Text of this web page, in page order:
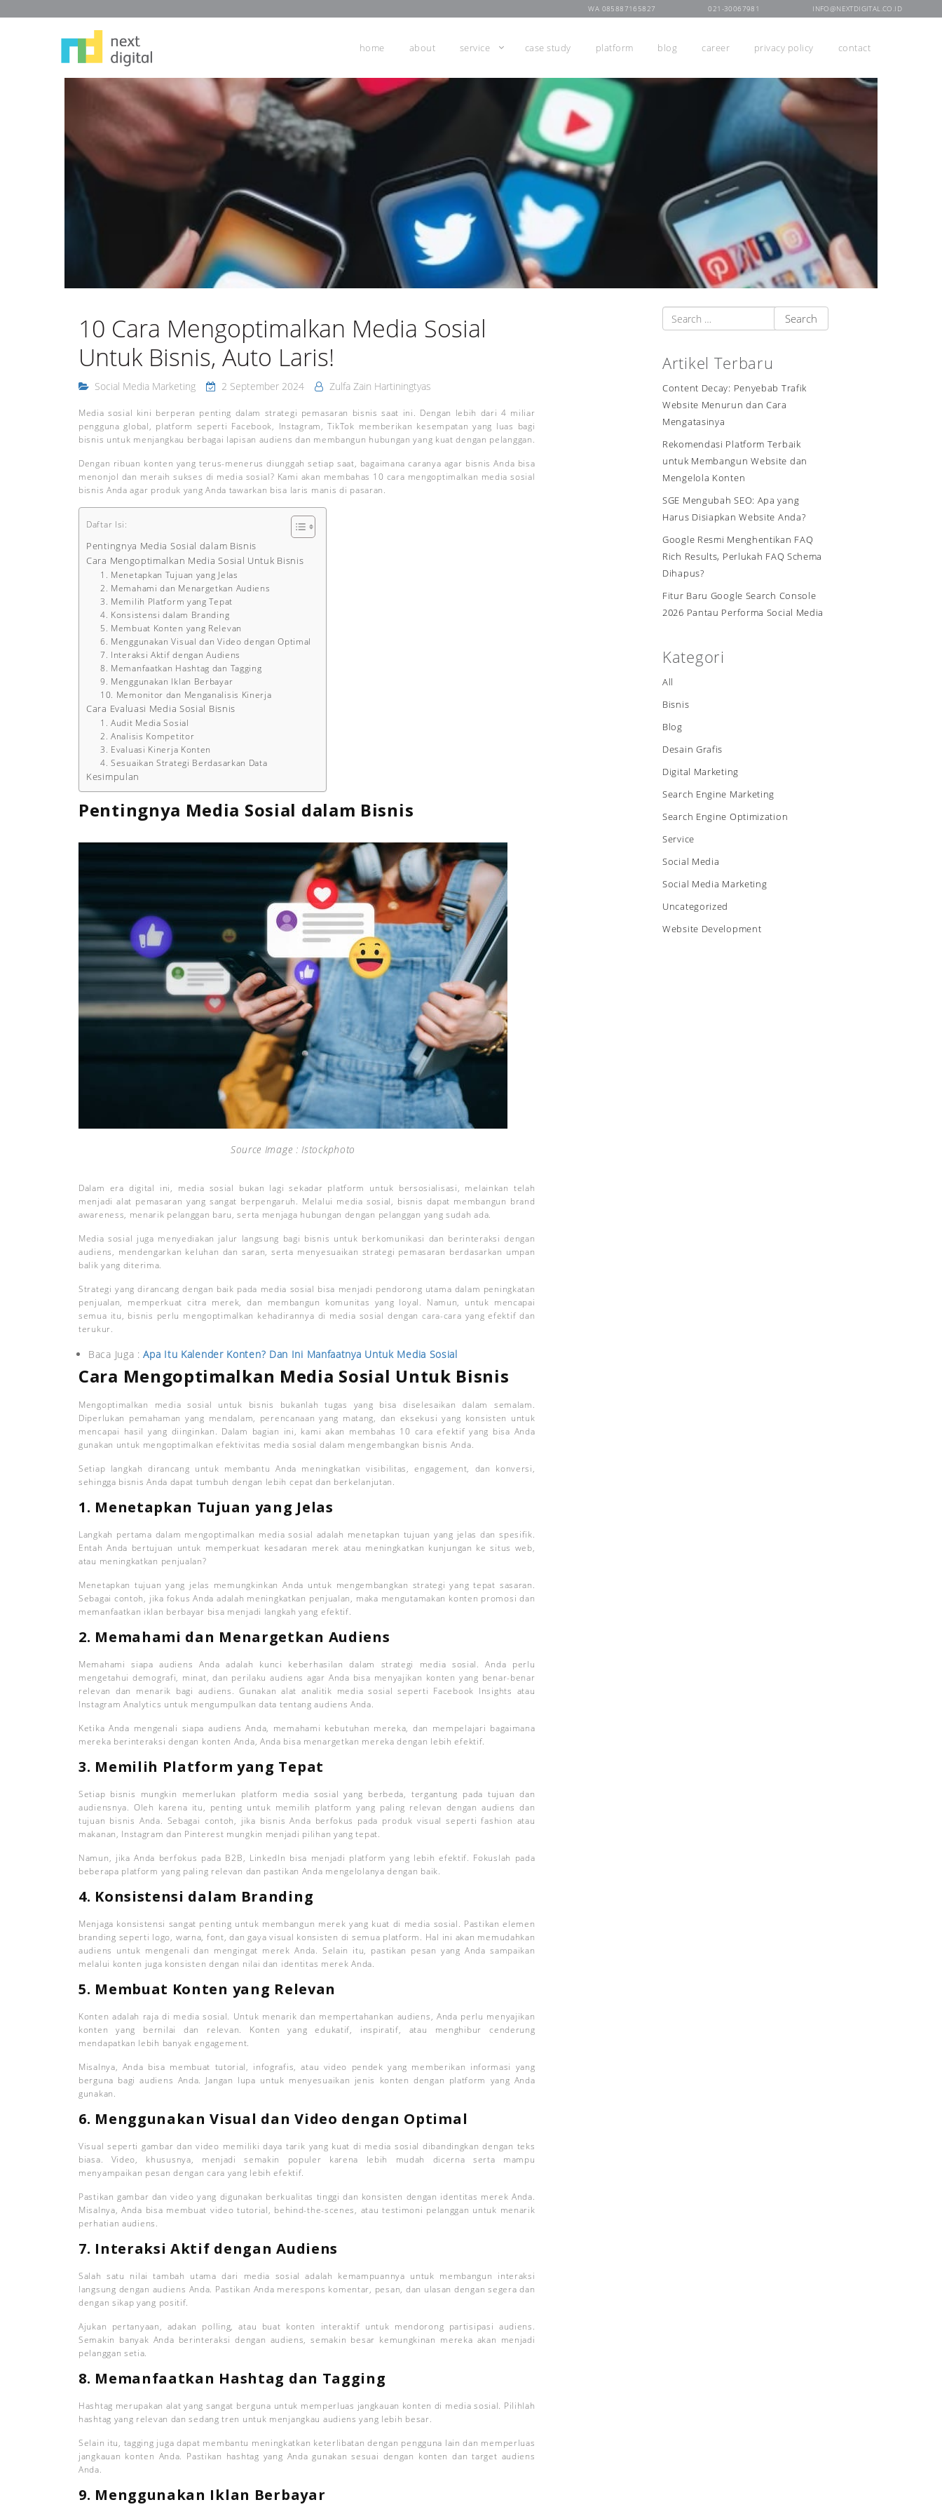
INFO@NEXTDIGITAL.CO.ID
021-30067981
WA 085887165827
home about service case study platform blog career privacy policy contact
10 Cara Mengoptimalkan Media Sosial
Untuk Bisnis, Auto Laris!
Social Media Marketing 2 September 2024 Zulfa Zain Hartiningtyas
Media sosial kini berperan penting dalam strategi pemasaran bisnis saat ini. Dengan lebih dari 4 miliar
pengguna global, platform seperti Facebook, Instagram, TikTok memberikan kesempatan yang luas bagi
bisnis untuk menjangkau berbagai lapisan audiens dan membangun hubungan yang kuat dengan pelanggan.
Dengan ribuan konten yang terus-menerus diunggah setiap saat, bagaimana caranya agar bisnis Anda bisa
menonjol dan meraih sukses di media sosial? Kami akan membahas 10 cara mengoptimalkan media sosial
bisnis Anda agar produk yang Anda tawarkan bisa laris manis di pasaran.
Daftar Isi:
Pentingnya Media Sosial dalam Bisnis
Cara Mengoptimalkan Media Sosial Untuk Bisnis
1. Menetapkan Tujuan yang Jelas
2. Memahami dan Menargetkan Audiens
3. Memilih Platform yang Tepat
4. Konsistensi dalam Branding
5. Membuat Konten yang Relevan
6. Menggunakan Visual dan Video dengan Optimal
7. Interaksi Aktif dengan Audiens
8. Memanfaatkan Hashtag dan Tagging
9. Menggunakan Iklan Berbayar
10. Memonitor dan Menganalisis Kinerja
Cara Evaluasi Media Sosial Bisnis
1. Audit Media Sosial
2. Analisis Kompetitor
3. Evaluasi Kinerja Konten
4. Sesuaikan Strategi Berdasarkan Data
Kesimpulan
Pentingnya Media Sosial dalam Bisnis
Source Image : Istockphoto
Dalam era digital ini, media sosial bukan lagi sekadar platform untuk bersosialisasi, melainkan telah
menjadi alat pemasaran yang sangat berpengaruh. Melalui media sosial, bisnis dapat membangun brand
awareness, menarik pelanggan baru, serta menjaga hubungan dengan pelanggan yang sudah ada.
Media sosial juga menyediakan jalur langsung bagi bisnis untuk berkomunikasi dan berinteraksi dengan
audiens, mendengarkan keluhan dan saran, serta menyesuaikan strategi pemasaran berdasarkan umpan
balik yang diterima.
Strategi yang dirancang dengan baik pada media sosial bisa menjadi pendorong utama dalam peningkatan
penjualan, memperkuat citra merek, dan membangun komunitas yang loyal. Namun, untuk mencapai
semua itu, bisnis perlu mengoptimalkan kehadirannya di media sosial dengan cara-cara yang efektif dan
terukur.
Baca Juga : Apa Itu Kalender Konten? Dan Ini Manfaatnya Untuk Media Sosial
Cara Mengoptimalkan Media Sosial Untuk Bisnis
Mengoptimalkan media sosial untuk bisnis bukanlah tugas yang bisa diselesaikan dalam semalam.
Diperlukan pemahaman yang mendalam, perencanaan yang matang, dan eksekusi yang konsisten untuk
mencapai hasil yang diinginkan. Dalam bagian ini, kami akan membahas 10 cara efektif yang bisa Anda
gunakan untuk mengoptimalkan efektivitas media sosial dalam mengembangkan bisnis Anda.
Setiap langkah dirancang untuk membantu Anda meningkatkan visibilitas, engagement, dan konversi,
sehingga bisnis Anda dapat tumbuh dengan lebih cepat dan berkelanjutan.
1. Menetapkan Tujuan yang Jelas
Langkah pertama dalam mengoptimalkan media sosial adalah menetapkan tujuan yang jelas dan spesifik.
Entah Anda bertujuan untuk memperkuat kesadaran merek atau meningkatkan kunjungan ke situs web,
atau meningkatkan penjualan?
Menetapkan tujuan yang jelas memungkinkan Anda untuk mengembangkan strategi yang tepat sasaran.
Sebagai contoh, jika fokus Anda adalah meningkatkan penjualan, maka mengutamakan konten promosi dan
memanfaatkan iklan berbayar bisa menjadi langkah yang efektif.
2. Memahami dan Menargetkan Audiens
Memahami siapa audiens Anda adalah kunci keberhasilan dalam strategi media sosial. Anda perlu
mengetahui demografi, minat, dan perilaku audiens agar Anda bisa menyajikan konten yang benar-benar
relevan dan menarik bagi audiens. Gunakan alat analitik media sosial seperti Facebook Insights atau
Instagram Analytics untuk mengumpulkan data tentang audiens Anda.
Ketika Anda mengenali siapa audiens Anda, memahami kebutuhan mereka, dan mempelajari bagaimana
mereka berinteraksi dengan konten Anda, Anda bisa menargetkan mereka dengan lebih efektif.
3. Memilih Platform yang Tepat
Setiap bisnis mungkin memerlukan platform media sosial yang berbeda, tergantung pada tujuan dan
audiensnya. Oleh karena itu, penting untuk memilih platform yang paling relevan dengan audiens dan
tujuan bisnis Anda. Sebagai contoh, jika bisnis Anda berfokus pada produk visual seperti fashion atau
makanan, Instagram dan Pinterest mungkin menjadi pilihan yang tepat.
Namun, jika Anda berfokus pada B2B, LinkedIn bisa menjadi platform yang lebih efektif. Fokuslah pada
beberapa platform yang paling relevan dan pastikan Anda mengelolanya dengan baik.
4. Konsistensi dalam Branding
Menjaga konsistensi sangat penting untuk membangun merek yang kuat di media sosial. Pastikan elemen
branding seperti logo, warna, font, dan gaya visual konsisten di semua platform. Hal ini akan memudahkan
audiens untuk mengenali dan mengingat merek Anda. Selain itu, pastikan pesan yang Anda sampaikan
melalui konten juga konsisten dengan nilai dan identitas merek Anda.
5. Membuat Konten yang Relevan
Konten adalah raja di media sosial. Untuk menarik dan mempertahankan audiens, Anda perlu menyajikan
konten yang bernilai dan relevan. Konten yang edukatif, inspiratif, atau menghibur cenderung
mendapatkan lebih banyak engagement.
Misalnya, Anda bisa membuat tutorial, infografis, atau video pendek yang memberikan informasi yang
berguna bagi audiens Anda. Jangan lupa untuk menyesuaikan jenis konten dengan platform yang Anda
gunakan.
6. Menggunakan Visual dan Video dengan Optimal
Visual seperti gambar dan video memiliki daya tarik yang kuat di media sosial dibandingkan dengan teks
biasa. Video, khususnya, menjadi semakin populer karena lebih mudah dicerna serta mampu
menyampaikan pesan dengan cara yang lebih efektif.
Pastikan gambar dan video yang digunakan berkualitas tinggi dan konsisten dengan identitas merek Anda.
Misalnya, Anda bisa membuat video tutorial, behind-the-scenes, atau testimoni pelanggan untuk menarik
perhatian audiens.
7. Interaksi Aktif dengan Audiens
Salah satu nilai tambah utama dari media sosial adalah kemampuannya untuk membangun interaksi
langsung dengan audiens Anda. Pastikan Anda merespons komentar, pesan, dan ulasan dengan segera dan
dengan sikap yang positif.
Ajukan pertanyaan, adakan polling, atau buat konten interaktif untuk mendorong partisipasi audiens.
Semakin banyak Anda berinteraksi dengan audiens, semakin besar kemungkinan mereka akan menjadi
pelanggan setia.
8. Memanfaatkan Hashtag dan Tagging
Hashtag merupakan alat yang sangat berguna untuk memperluas jangkauan konten di media sosial. Pilihlah
hashtag yang relevan dan sedang tren untuk menjangkau audiens yang lebih besar.
Selain itu, tagging juga dapat membantu meningkatkan keterlibatan dengan pengguna lain dan memperluas
jangkauan konten Anda. Pastikan hashtag yang Anda gunakan sesuai dengan konten dan target audiens
Anda.
9. Menggunakan Iklan Berbayar
Artikel Terbaru
Content Decay: Penyebab Trafik
Website Menurun dan Cara
Mengatasinya
Rekomendasi Platform Terbaik
untuk Membangun Website dan
Mengelola Konten
SGE Mengubah SEO: Apa yang
Harus Disiapkan Website Anda?
Google Resmi Menghentikan FAQ
Rich Results, Perlukah FAQ Schema
Dihapus?
Fitur Baru Google Search Console
2026 Pantau Performa Social Media
Kategori
All
Bisnis
Blog
Desain Grafis
Digital Marketing
Search Engine Marketing
Search Engine Optimization
Service
Social Media
Social Media Marketing
Uncategorized
Website Development